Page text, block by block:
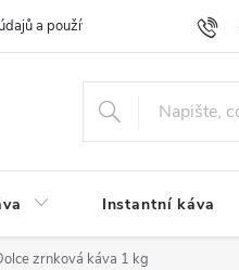
a používání souborů cookies
Instantní káva
zrnková káva 1 kg